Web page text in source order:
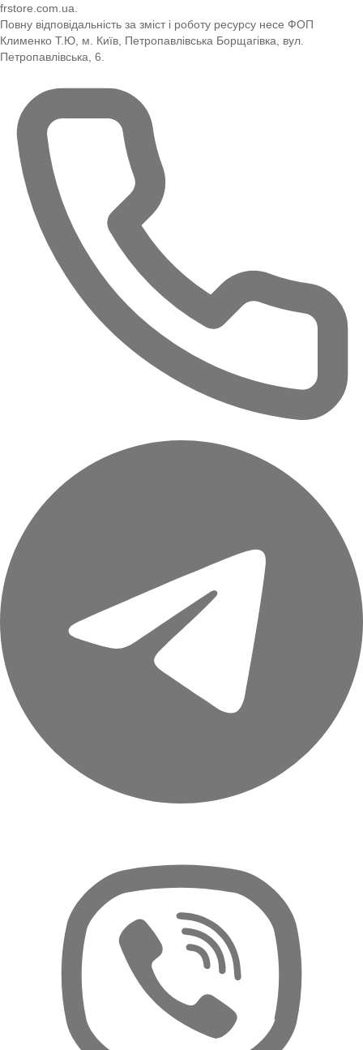
frstore.com.ua.
Повну відповідальність за зміст і роботу ресурсу несе ФОП
Клименко Т.Ю, м. Київ, Петропавлівська Борщагівка, вул.
Петропавлівська, 6.